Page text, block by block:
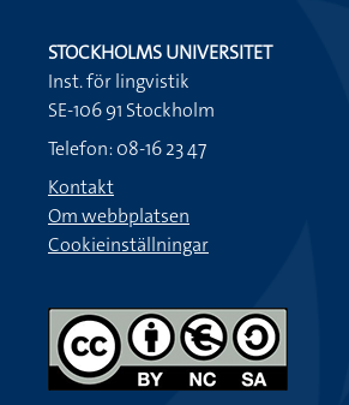
STOCKHOLMS UNIVERSITET
Inst. för lingvistik
SE-106 91 Stockholm
Telefon: 08-16 23 47
Kontakt
Om webbplatsen
Cookieinställningar